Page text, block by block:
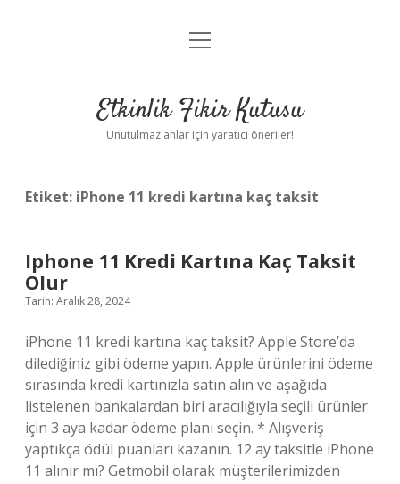
Anasayfa
Yasal Uyarı
menüyü
Etkinlik Fikir Kutusu
Unutulmaz anlar için yaratıcı öneriler!
Etiket: iPhone 11 kredi kartına kaç taksit
Iphone 11 Kredi Kartına Kaç Taksit
Olur
Tarih: Aralık 28, 2024
iPhone 11 kredi kartına kaç taksit? Apple Store’da
dilediğiniz gibi ödeme yapın. Apple ürünlerini ödeme
sırasında kredi kartınızla satın alın ve aşağıda
listelenen bankalardan biri aracılığıyla seçili ürünler
için 3 aya kadar ödeme planı seçin. * Alışveriş
yaptıkça ödül puanları kazanın. 12 ay taksitle iPhone
11 alınır mı? Getmobil olarak müşterilerimizden